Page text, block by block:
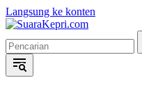
Langsung ke konten